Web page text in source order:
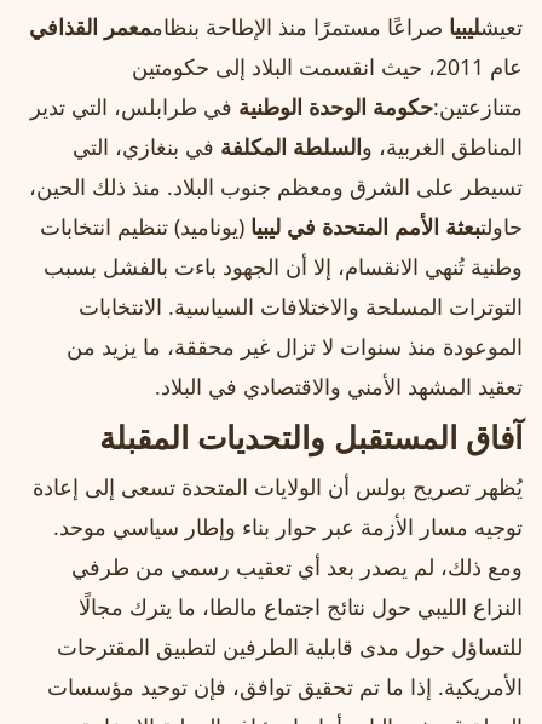
تعيشليبيا صراعًا مستمرًا منذ الإطاحة بنظاممعمر القذافي
عام 2011، حيث انقسمت البلاد إلى حكومتين
متنازعتين:حكومة الوحدة الوطنية في طرابلس، التي تدير
المناطق الغربية، والسلطة المكلفة في بنغازي، التي
تسيطر على الشرق ومعظم جنوب البلاد. منذ ذلك الحين،
حاولتبعثة الأمم المتحدة في ليبيا (يوناميد) تنظيم انتخابات
وطنية تُنهي الانقسام، إلا أن الجهود باءت بالفشل بسبب
التوترات المسلحة والاختلافات السياسية. الانتخابات
الموعودة منذ سنوات لا تزال غير محققة، ما يزيد من
تعقيد المشهد الأمني والاقتصادي في البلاد.
آفاق المستقبل والتحديات المقبلة
يُظهر تصريح بولس أن الولايات المتحدة تسعى إلى إعادة
توجيه مسار الأزمة عبر حوار بناء وإطار سياسي موحد.
ومع ذلك، لم يصدر بعد أي تعقيب رسمي من طرفي
النزاع الليبي حول نتائج اجتماع مالطا، ما يترك مجالًا
للتساؤل حول مدى قابلية الطرفين لتطبيق المقترحات
الأمريكية. إذا ما تم تحقيق توافق، فإن توحيد مؤسسات